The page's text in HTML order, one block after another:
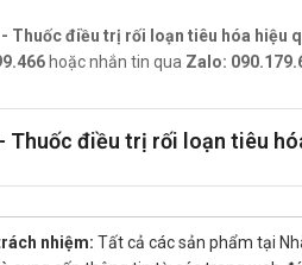
trào ngược dạ dày–thực quản, gặp
của dạ dày bằng 3,5.
Vilanta DCL
trẻ em
khi sử dụng
với các trường hợp sau:
phosphate máu.
Thuốc điều trị rối loạn tiêu hóa hiệu
hoặc nhắn tin qua Zalo:
Thuốc điều trị rối loạn tiêu
nhiệm: Tất cả các sản phẩm tại